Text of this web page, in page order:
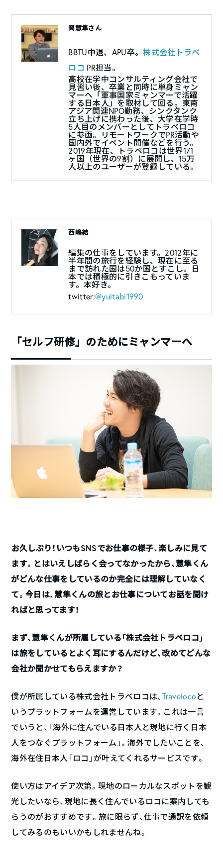
岡慧隼さん
BBTU中退、APU卒。株式会社トラベ
ロコ PR担当。
高校在学中コンサルティング会社で
見習い後、卒業と同時に単身ミャン
マーへ「軍事国家ミャンマーで活躍
する日本人」を取材して回る。東南
アジア関連NPO勤務、シンクタンク
立ち上げに携わった後、大学在学時
5人目のメンバーとしてトラベロコ
に参画。リモートワークでPR活動や
国内外でイベント開催などを行う。
2019年現在、トラベロコは世界171
ヶ国（世界の9割）に展開し、15万
人以上のユーザーが登録している。
西嶋結
編集の仕事をしています。2012年に
半年間の旅行を経験し、現在に至る
まで訪れた国は50か国とすこし。日
本では積極的に引きこもっていま
す。本好き。
twitter:@yuitabi1990
「セルフ研修」のためにミャンマーへ
――お久しぶり！いつもSNSでお仕事の様子、楽しみに見て
ます。とはいえしばらく会ってなかったから、慧隼くん
がどんな仕事をしているのか完全には理解していなく
て。今日は、慧隼くんの旅とお仕事についてお話を聞け
ればと思ってます！
まず、慧隼くんが所属している「株式会社トラベロコ」
は旅をしているとよく耳にするんだけど、改めてどんな
会社か聞かせてもらえますか？
僕が所属している株式会社トラベロコは、 Travelocoと
いうプラットフォームを運営しています。これは一言
でいうと、「海外に住んでいる日本人と現地に行く日本
人をつなぐプラットフォーム」。海外でしたいことを、
海外在住日本人「ロコ」が叶えてくれるサービスです。
使い方はアイデア次第。現地のローカルなスポットを観
光したいなら、現地に長く住んでいるロコに案内しても
らうのがおすすめです。旅に限らず、仕事で通訳を依頼
してみるのもいいかもしれませんね。